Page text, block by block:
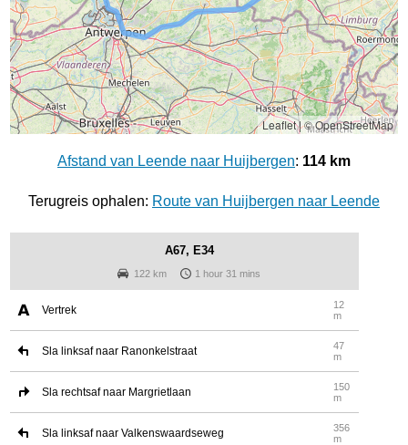
Leaflet|© OpenStreetMap
Afstand van Leende naar Huijbergen: 114 km
Terugreis ophalen: Route van Huijbergen naar Leende
A67, E34
122 km 1 hour 31 mins
Vertrek
12
m
Sla linksaf naar Ranonkelstraat
47
m
Sla rechtsaf naar Margrietlaan
150
m
Sla linksaf naar Valkenswaardseweg
356
m